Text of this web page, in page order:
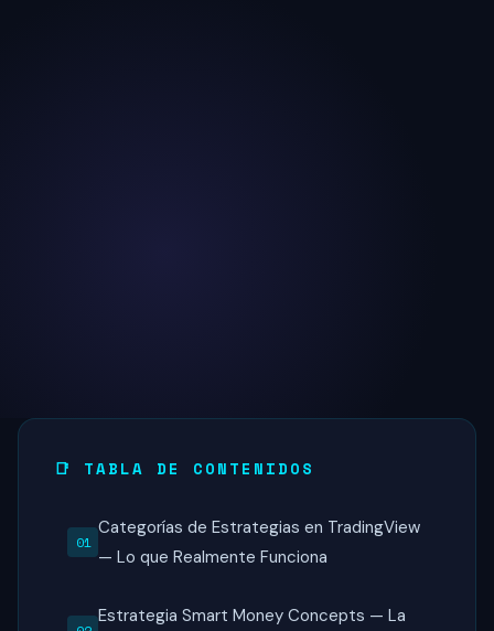
📑 TABLA DE CONTENIDOS
Categorías de Estrategias en TradingView
— Lo que Realmente Funciona
Estrategia Smart Money Concepts — La